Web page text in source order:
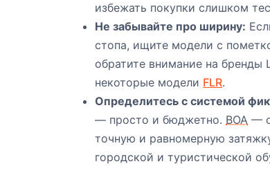
избежать покупки слишком
Не забывайте про ширину:
стопа, ищите модели с
обратите внимание на бренды
некоторые модели FLR.
Определитесь с системой
— просто и бюджетно. BOA —
точную и равномерную
городской и туристической